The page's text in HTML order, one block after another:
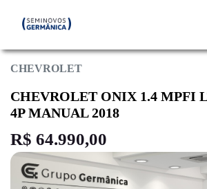
CHEVROLET
CHEVROLET ONIX 1.4 MPFI
4P MANUAL 2018
R$ 64.990,00